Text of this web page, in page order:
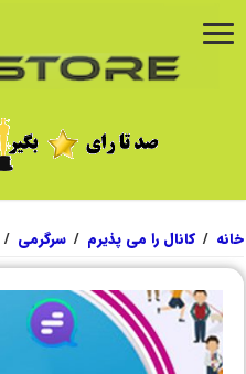
خانه / کانال را می پذیرم / سرگرمی /